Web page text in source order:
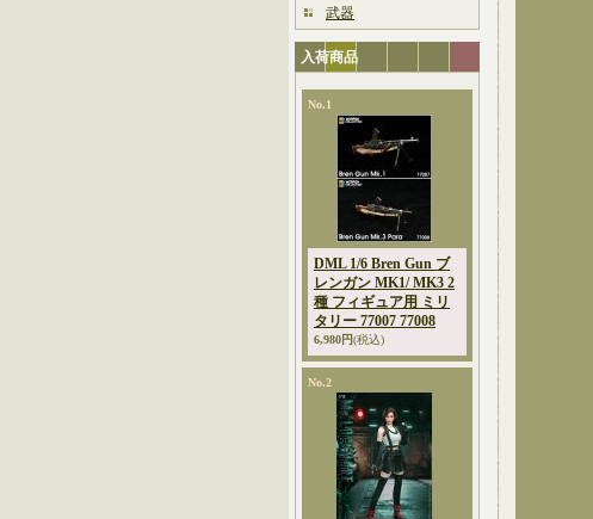
武器
入荷商品
No.1
DML 1/6 Bren Gun ブ
レンガン MK1/ MK3 2
種 フィギュア用 ミリ
タリー 77007 77008
6,980円(税込)
No.2